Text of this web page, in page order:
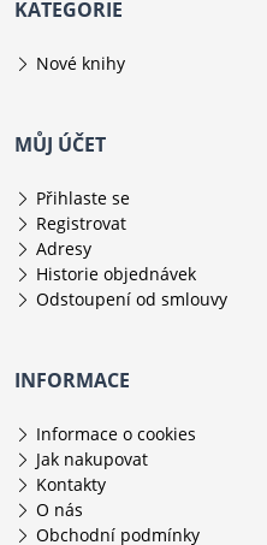
KATEGORIE
Nové knihy
MŮJ ÚČET
Přihlaste se
Registrovat
Adresy
Historie objednávek
Odstoupení od smlouvy
INFORMACE
Informace o cookies
Jak nakupovat
Kontakty
O nás
Obchodní podmínky